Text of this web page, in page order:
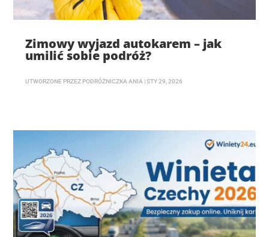
Zimowy wyjazd autokarem – jak
umilić sobie podróż?
UTWORZONE PRZEZ PODRÓŻNICZKA ANIA |STY 29, 2026